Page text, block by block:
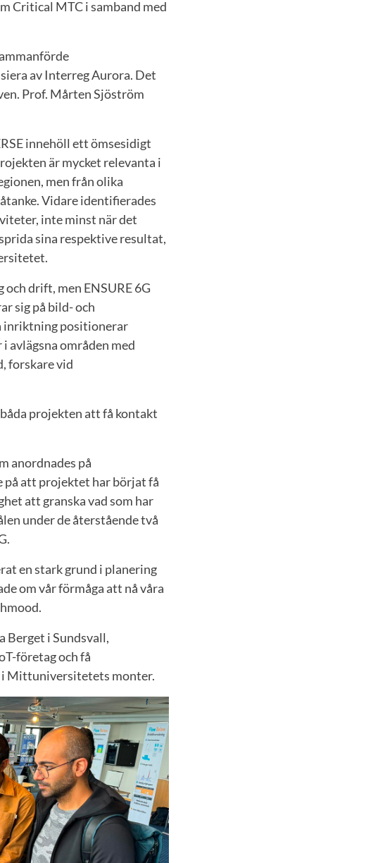
Critical MTC i samband med
av Interreg Aurora. Det
Prof. Mårten Sjöström
innehöll ett ömsesidigt
är mycket relevanta i
men från olika
Vidare identifierades
inte minst när det
sina respektive resultat,
drift, men ENSURE 6G
sig på bild- och
inriktning positionerar
avlägsna områden med
forskare vid
projekten att få kontakt
anordnades på
att projektet har börjat få
att granska vad som har
under de återstående två
en stark grund i planering
om vår förmåga att nå våra
Berget i Sundsvall,
företag och få
i Mittuniversitetets monter.